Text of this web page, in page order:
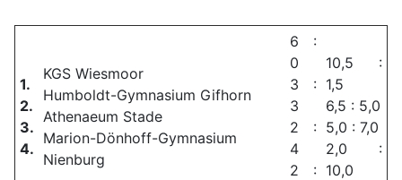
1.
2.
3.
4.
KGS Wiesmoor
Humboldt-Gymnasium Gifhorn
Athenaeum Stade
Marion-Dönhoff-Gymnasium
Nienburg
6 :
0
3 :
3
2 :
4
2 :
10,5 :
1,5
6,5 : 5,0
5,0 : 7,0
2,0 :
10,0